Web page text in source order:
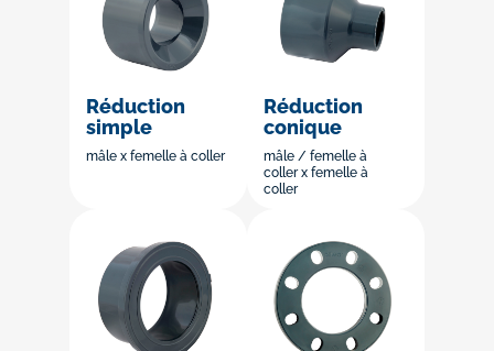
Réduction
simple
mâle x femelle à coller
Réduction
conique
mâle / femelle à
coller x femelle à
coller